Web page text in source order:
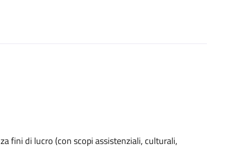
fini di lucro (con scopi assistenziali, culturali,